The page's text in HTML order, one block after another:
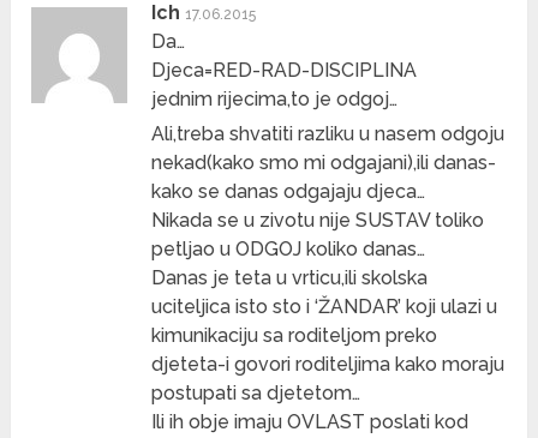
Ich 17.06.2015
Da…
Djeca=RED-RAD-DISCIPLINA
jednim rijecima,to je odgoj…
Ali,treba shvatiti razliku u nasem odgoju
nekad(kako smo mi odgajani),ili danas-
kako se danas odgajaju djeca…
Nikada se u zivotu nije SUSTAV toliko
petljao u ODGOJ koliko danas…
Danas je teta u vrticu,ili skolska
uciteljica isto sto i ‘ŽANDAR’ koji ulazi u
kimunikaciju sa roditeljom preko
djeteta-i govori roditeljima kako moraju
postupati sa djetetom…
Ili ih obje imaju OVLAST poslati kod